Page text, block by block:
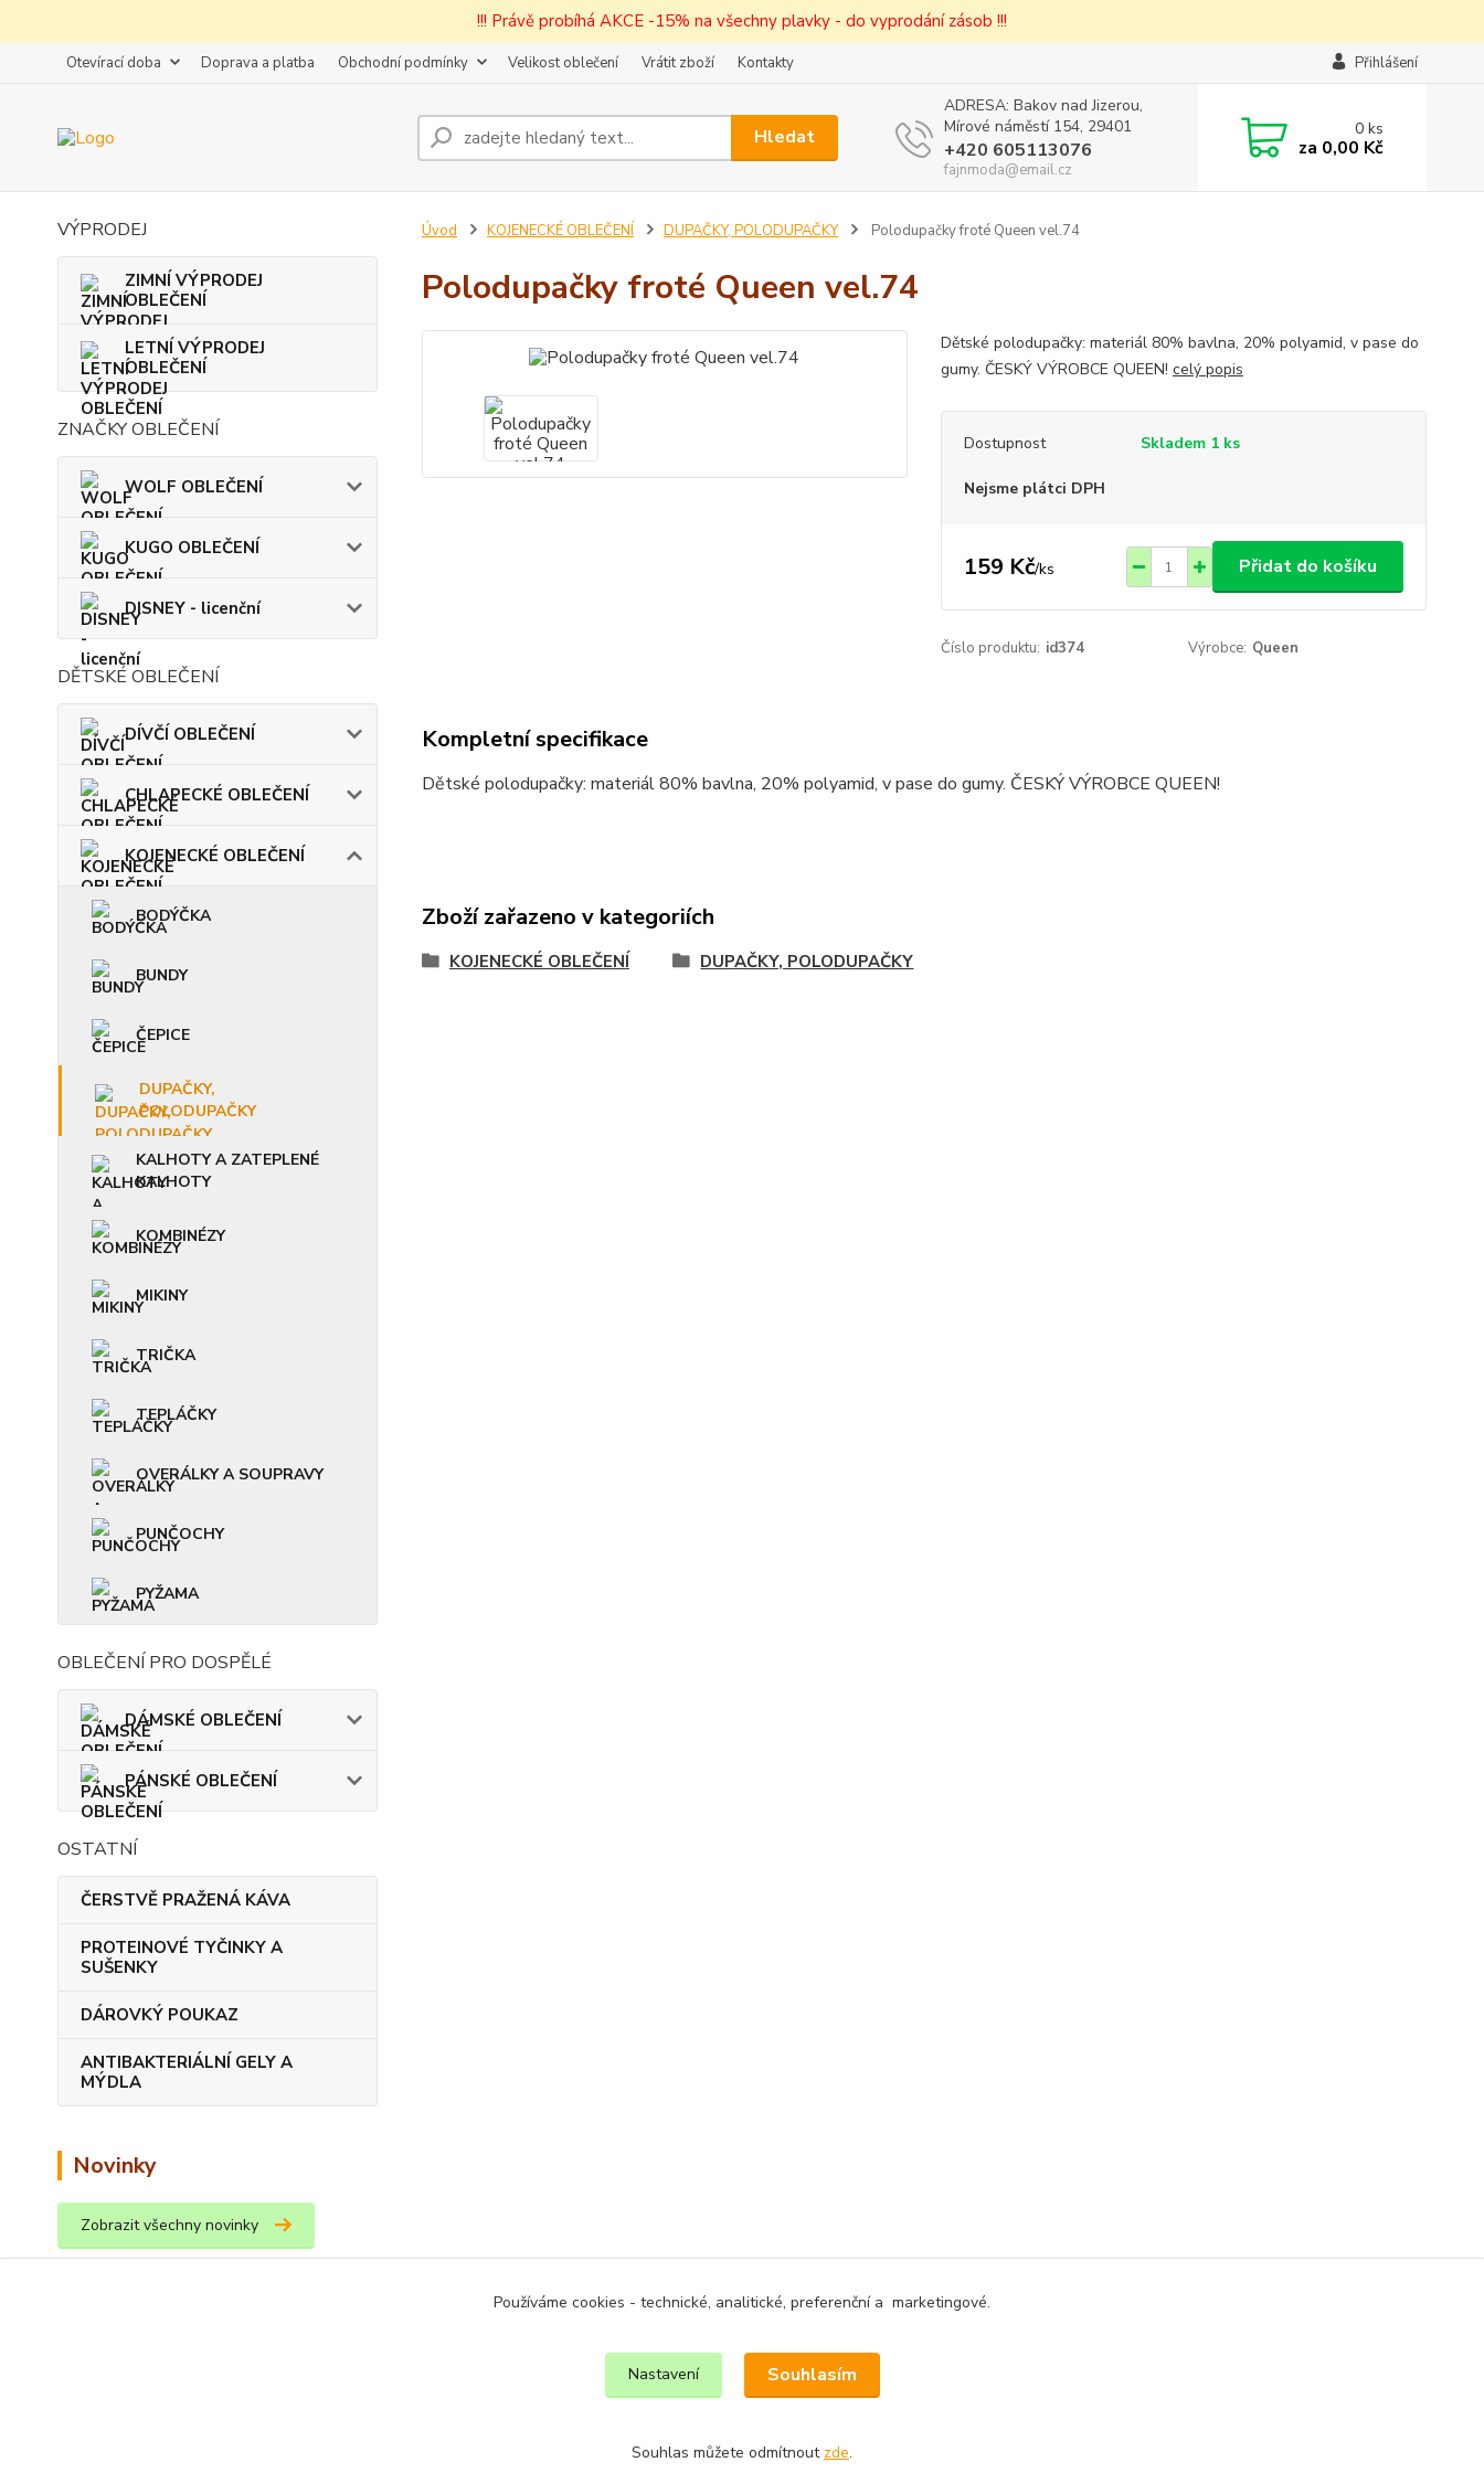
!!! Právě probíhá AKCE -15% na všechny plavky - do vyprodání zásob !!!
Otevírací doba Doprava a platba Obchodní podmínky Velikost oblečení Vrátit zboží Kontakty Přihlášení
Hledat
ADRESA: Bakov nad Jizerou,
Mírové náměstí 154, 29401
+420 605113076
fajnmoda@email.cz
0ks
za 0,00 Kč
VÝPRODEJ
ZIMNÍ VÝPRODEJ
OBLEČENÍ
LETNÍ VÝPRODEJ
OBLEČENÍ
ZNAČKY OBLEČENÍ
WOLF OBLEČENÍ
KUGO OBLEČENÍ
DISNEY - licenční
DĚTSKÉ OBLEČENÍ
DÍVČÍ OBLEČENÍ
CHLAPECKÉ OBLEČENÍ
KOJENECKÉ OBLEČENÍ
BODÝČKA
BUNDY
ČEPICE
DUPAČKY,
POLODUPAČKY
KALHOTY A ZATEPLENÉ
KALHOTY
KOMBINÉZY
MIKINY
TRIČKA
TEPLÁČKY
OVERÁLKY A SOUPRAVY
PUNČOCHY
PYŽAMA
OBLEČENÍ PRO DOSPĚLÉ
DÁMSKÉ OBLEČENÍ
PÁNSKÉ OBLEČENÍ
OSTATNÍ
ČERSTVĚ PRAŽENÁ KÁVA
PROTEINOVÉ TYČINKY A
SUŠENKY
DÁROVKÝ POUKAZ
ANTIBAKTERIÁLNÍ GELY A
MÝDLA
Novinky
Zobrazit všechny novinky
Úvod KOJENECKÉ OBLEČENÍ DUPAČKY, POLODUPAČKY Polodupačky froté Queen vel.74
Polodupačky froté Queen vel.74
Dětské polodupačky: materiál 80% bavlna, 20% polyamid, v pase do
gumy. ČESKÝ VÝROBCE QUEEN! celý popis
Dostupnost Skladem 1 ks
Nejsme plátci DPH
159 Kč/ks Přidat do košíku
Číslo produktu: id374 Výrobce: Queen
Kompletní specifikace
Dětské polodupačky: materiál 80% bavlna, 20% polyamid, v pase do gumy. ČESKÝ VÝROBCE QUEEN!
Zboží zařazeno v kategoriích
KOJENECKÉ OBLEČENÍ DUPAČKY, POLODUPAČKY
Používáme cookies - technické, analitické, preferenční a marketingové.
Nastavení Souhlasím
Souhlas můžete odmítnout zde.